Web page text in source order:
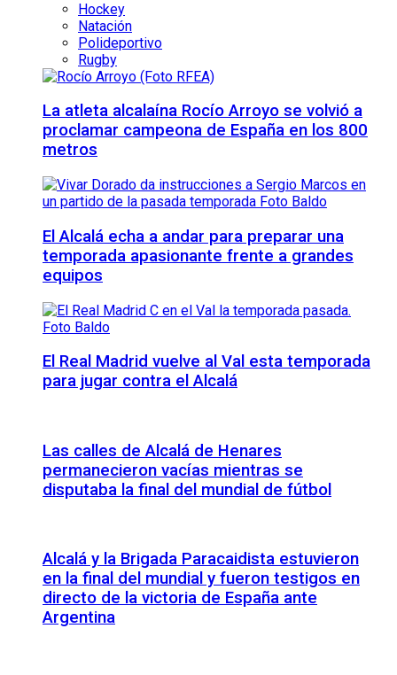
Hockey
Natación
Polideportivo
Rugby
La atleta alcalaína Rocío Arroyo se volvió a
proclamar campeona de España en los 800
metros
El Alcalá echa a andar para preparar una
temporada apasionante frente a grandes
equipos
El Real Madrid vuelve al Val esta temporada
para jugar contra el Alcalá
Las calles de Alcalá de Henares
permanecieron vacías mientras se
disputaba la final del mundial de fútbol
Alcalá y la Brigada Paracaidista estuvieron
en la final del mundial y fueron testigos en
directo de la victoria de España ante
Argentina